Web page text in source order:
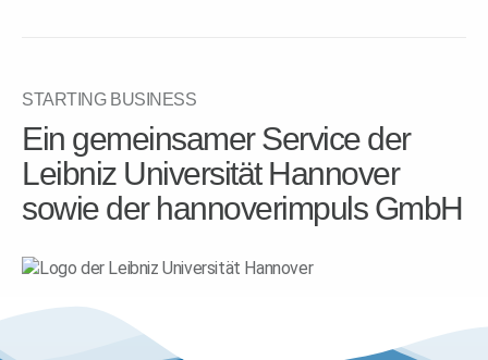
STARTING BUSINESS
Ein gemeinsamer Service der
Leibniz Universität Hannover
sowie der hannoverimpuls GmbH